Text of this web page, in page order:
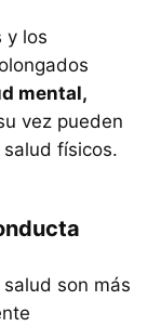
y los
mental,
vez pueden
físicos.
son más